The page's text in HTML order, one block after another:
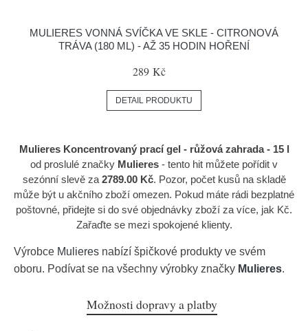
MULIERES VONNÁ SVÍČKA VE SKLE - CITRONOVÁ
TRÁVA (180 ML) - AŽ 35 HODIN HOŘENÍ
289 Kč
DETAIL PRODUKTU
Mulieres Koncentrovaný prací gel - růžová zahrada - 15 l
od proslulé značky Mulieres - tento hit můžete pořídit v
sezónní slevě za 2789.00 Kč. Pozor, počet kusů na skladě
může být u akčního zboží omezen. Pokud máte rádi bezplatné
poštovné, přidejte si do své objednávky zboží za více, jak Kč.
Zařaďte se mezi spokojené klienty.
Výrobce Mulieres nabízí špičkové produkty ve svém
oboru. Podívat se na všechny výrobky značky Mulieres.
Možnosti dopravy a platby